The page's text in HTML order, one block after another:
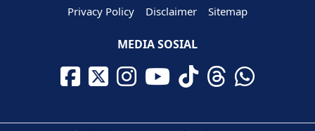
Privacy Policy
Disclaimer Sitemap
MEDIA SOSIAL